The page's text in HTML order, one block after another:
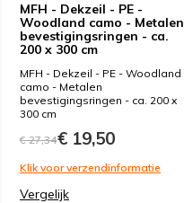
MFH - Dekzeil - PE -
Woodland camo - Metalen
bevestigingsringen - ca.
200 x 300 cm
MFH - Dekzeil - PE - Woodland
camo - Metalen
bevestigingsringen - ca. 200 x
300 cm
€ 27,34€ 19,50
Klik voor verzendinformatie
Vergelijk